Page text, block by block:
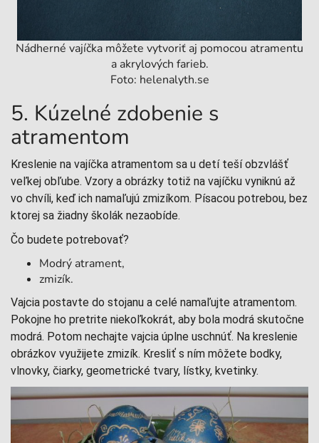
Nádherné vajíčka môžete vytvoriť aj pomocou atramentu
a akrylových farieb.
Foto: helenalyth.se
5. Kúzelné zdobenie s
atramentom
Kreslenie na vajíčka atramentom sa u detí teší obzvlášť
veľkej obľube. Vzory a obrázky totiž na vajíčku vyniknú až
vo chvíli, keď ich namaľujú zmizíkom. Písacou potrebou, bez
ktorej sa žiadny školák nezaobíde.
Čo budete potrebovať?
Modrý atrament,
zmizík.
Vajcia postavte do stojanu a celé namaľujte atramentom.
Pokojne ho pretrite niekoľkokrát, aby bola modrá skutočne
modrá. Potom nechajte vajcia úplne uschnúť. Na kreslenie
obrázkov využijete zmizík. Kresliť s ním môžete bodky,
vlnovky, čiarky, geometrické tvary, lístky, kvetinky.